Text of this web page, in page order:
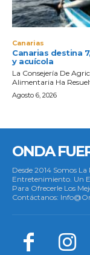
Canarias
Canarias destina
y acuícola
La Consejería De
Alimentaria Ha
Agosto 6, 2026
ONDA
Desde 2014 Somos
Entretenimiento. Un
Para Ofrecerle Los
Contáctanos: